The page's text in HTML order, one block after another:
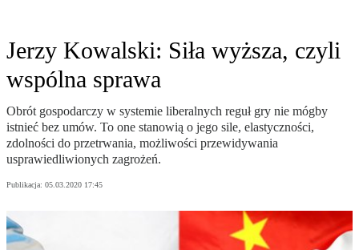
Jerzy Kowalski: Siła wyższa, czyli
wspólna sprawa
Obrót gospodarczy w systemie liberalnych reguł gry nie mógby
istnieć bez umów. To one stanowią o jego sile, elastyczności,
zdolności do przetrwania, możliwości przewidywania
usprawiedliwionych zagrożeń.
Publikacja: 05.03.2020 17:45